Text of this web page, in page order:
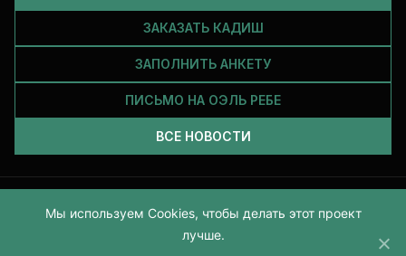
ЗАКАЗАТЬ КАДИШ
ЗАПОЛНИТЬ АНКЕТУ
ПИСЬМО НА ОЭЛЬ РЕБЕ
ВСЕ НОВОСТИ
Все права защищены и принадлежат Еврейской общине Днепра.
2026
Мы используем Cookies, чтобы делать этот проект
лучше.